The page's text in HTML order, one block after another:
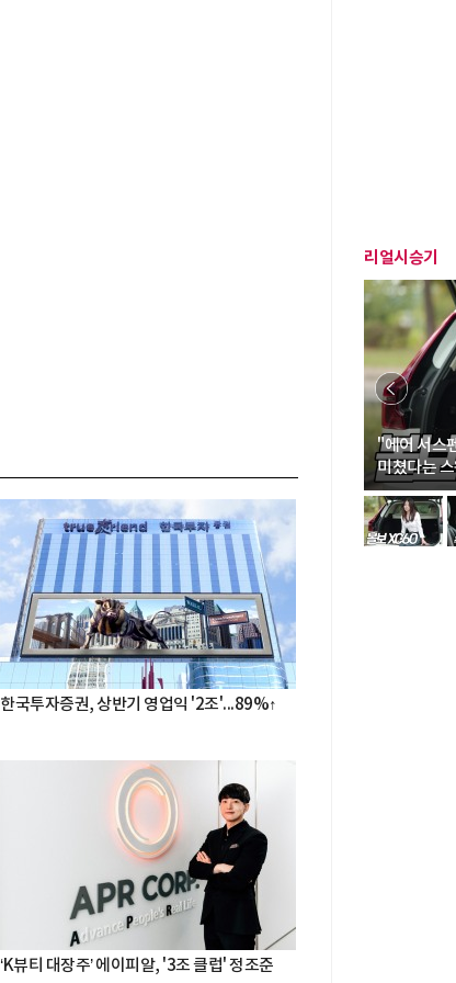
한국투자증권, 상반기 영업익 '2조'...89%↑
‘K뷰티 대장주’ 에이피알, '3조 클럽' 정조준
리얼시승기
"에어 서스
미쳤다는
B5 울트라'